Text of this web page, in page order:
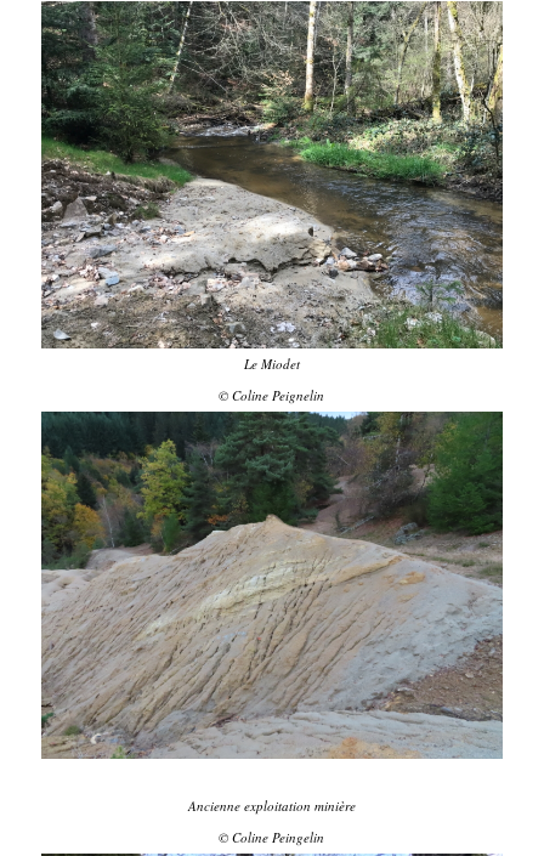
Le Miodet
© Coline Peignelin
Ancienne exploitation minière
© Coline Peingelin